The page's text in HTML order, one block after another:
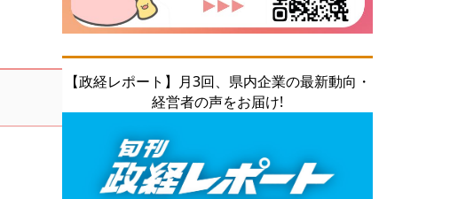
【政経レポート】月3回、県内企業の最新動向・
経営者の声をお届け!